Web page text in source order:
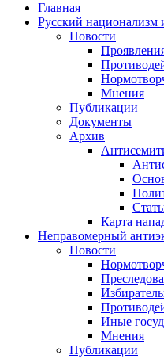
Главная
Русский национализм
Новости
Мнения
Публикации
Документы
Архив
Карта
Неправомерный
Новости
Иные
Мнения
Публикации